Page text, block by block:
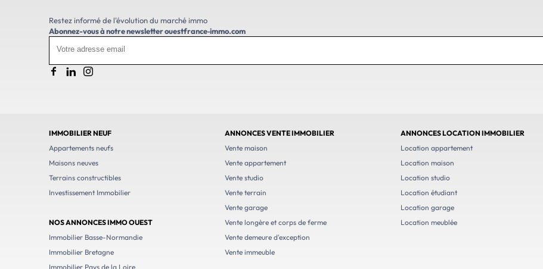
Restez informé de l'évolution du marché immo
Abonnez-vous à notre newsletterouestfrance‑immo.com
IMMOBILIER NEUF
Appartements neufs
Maisons neuves
Terrains constructibles
Investissement Immobilier
NOS ANNONCES IMMO OUEST
Immobilier Basse-Normandie
Immobilier Bretagne
Immobilier Pays de la Loire
ANNONCES VENTE IMMOBILIER
Vente maison
Vente appartement
Vente studio
Vente terrain
Vente garage
Vente longère et corps de ferme
Vente demeure d'exception
Vente immeuble
ANNONCES LOCATION IMMOBILIER
Location appartement
Location maison
Location studio
Location étudiant
Location garage
Location meublée